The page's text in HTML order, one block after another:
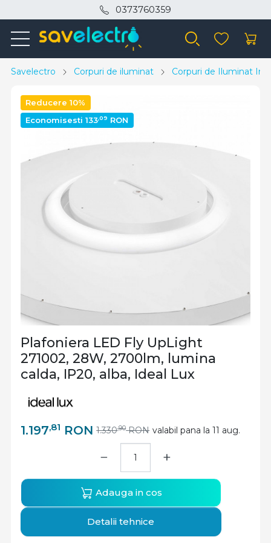
0373760359
Savelectro Corpuri de iluminat Corpuri de Iluminat
Reducere 10%
Economisesti 133,09 RON
Plafoniera LED Fly UpLight
271002, 28W, 2700lm, lumina
calda, IP20, alba, Ideal Lux
1.197,81 RON 1.330,90 RON valabil pana la 11 aug.
− +
Adauga in cos
Detalii tehnice